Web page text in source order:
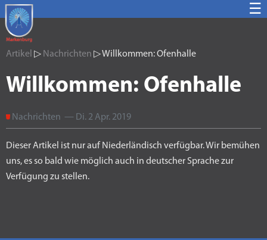
☰
Artikel ▷ Nachrichten ▷ Willkommen: Ofenhalle
Willkommen: Ofenhalle
Nachrichten — Di. 2 Apr. 2019
Dieser Artikel ist nur auf Niederländisch verfügbar. Wir bemühen
uns, es so bald wie möglich auch in deutscher Sprache zur
Verfügung zu stellen.